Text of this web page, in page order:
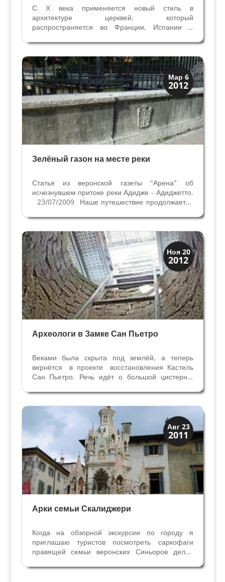
С Х века применяется новый стиль в
архитектуре церквей, который
распространяется во Франции, Испании и
религиозные здания Вероны и провинции
строили в те времена, и некоторые до сих пор
сохранили романскую архитектуру....
Мар 6
2012
Скрытая Верона
Улицы и площади
Зелёный газон на месте реки
Статья из веронской газеты "Арена" об
исчезнувшем притоке реки Адидже - Адиджетто.
23/07/2009 Наше путешествие продолжается
исчезнувшим со временем. В середине улицы
Даниеле Манин, между улицами Рома и
Маркони, сохранился...
Ноя 20
2012
Археология
История
Археологи в Замке Сан Пьетро
Веками была скрыта под землёй, а теперь
вернётся в проекте восстановления Кастель
Сан Пьетро. Речь идёт о большой цистерне,
под замком Сан Пьетро. Глубиной 20 метров и
такой же ширины, инженерное гидравлическое
сооружение...
Авг 23
2011
Без рубрики
Арки семьи Скалиджери
Когда на обзорной экскурсии по городу я
приглашаю туристов посмотреть саркофаги
правящей семьи веронских Синьоров делла
«могилами», но, увидев это великолепие